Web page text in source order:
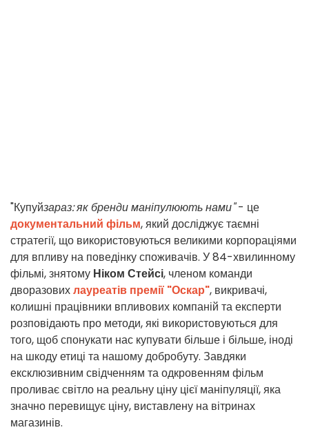
"Купуйзараз: як бренди маніпулюють нами"- це
документальний фільм, який досліджує таємні
стратегії, що використовуються великими корпораціями
для впливу на поведінку споживачів. У 84-хвилинному
фільмі, знятому Ніком Стейсі, членом команди
дворазовихлауреатів премії "Оскар", викривачі,
колишні працівники впливових компаній та експерти
розповідають про методи, які використовуються для
того, щоб спонукати нас купувати більше і більше, іноді
на шкоду етиці та нашому добробуту. Завдяки
ексклюзивним свідченням та одкровенням фільм
проливає світло на реальну ціну цієї маніпуляції, яка
значно перевищує ціну, виставлену на вітринах
магазинів.